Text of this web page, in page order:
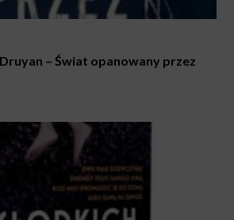
– Świat opanowany przez